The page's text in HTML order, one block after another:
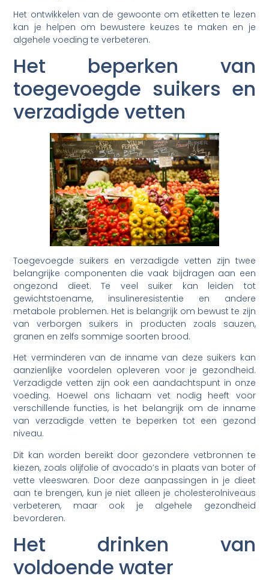
Het ontwikkelen van de gewoonte om etiketten te lezen
kan je helpen om bewustere keuzes te maken en je
algehele voeding te verbeteren.
Het beperken van
toegevoegde suikers en
verzadigde vetten
Toegevoegde suikers en verzadigde vetten zijn twee
belangrijke componenten die vaak bijdragen aan een
ongezond dieet. Te veel suiker kan leiden tot
gewichtstoename, insulineresistentie en andere
metabole problemen. Het is belangrijk om bewust te zijn
van verborgen suikers in producten zoals sauzen,
granen en zelfs sommige soorten brood.
Het verminderen van de inname van deze suikers kan
aanzienlijke voordelen opleveren voor je gezondheid.
Verzadigde vetten zijn ook een aandachtspunt in onze
voeding. Hoewel ons lichaam vet nodig heeft voor
verschillende functies, is het belangrijk om de inname
van verzadigde vetten te beperken tot een gezond
niveau.
Dit kan worden bereikt door gezondere vetbronnen te
kiezen, zoals olijfolie of avocado’s in plaats van boter of
vette vleeswaren. Door deze aanpassingen in je dieet
aan te brengen, kun je niet alleen je cholesterolniveaus
verbeteren, maar ook je algehele gezondheid
bevorderen.
Het drinken van
voldoende water